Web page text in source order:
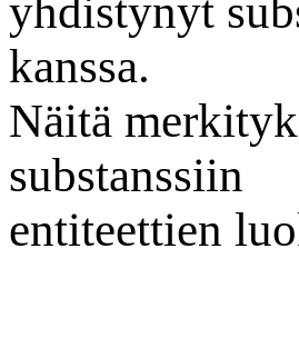
yhdistynyt
kanssa.
Näitä
substanssiin
entiteettien